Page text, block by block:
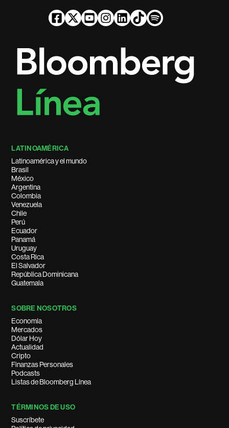
LATINOAMÉRICA
Latinoamérica y el mundo
Brasil
México
Argentina
Colombia
Venezuela
Chile
Perú
Ecuador
Panamá
Uruguay
Costa Rica
El Salvador
República Dominicana
Guatemala
SOBRE NOSOTROS
Economía
Mercados
Dólar Hoy
Actualidad
Cripto
Finanzas Personales
Podcasts
Listas de Bloomberg Línea
TÉRMINOS DE USO
Suscríbete